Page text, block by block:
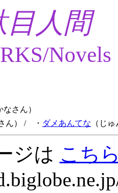
目人間
Novels
なさん）
ん） / ・ ダメあんてな （じ
ジは こち